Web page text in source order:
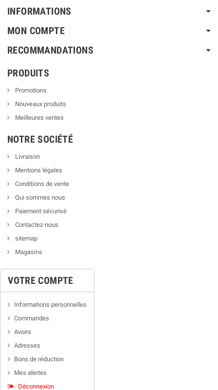
INFORMATIONS
MON COMPTE
RECOMMANDATIONS
PRODUITS
Promotions
Nouveaux produits
Meilleures ventes
NOTRE SOCIÉTÉ
Livraison
Mentions légales
Conditions de vente
Qui sommes nous
Paiement sécurisé
Contactez-nous
sitemap
Magasins
VOTRE COMPTE
Informations personnelles
Commandes
Avoirs
Adresses
Bons de réduction
Mes alertes
Déconnexion